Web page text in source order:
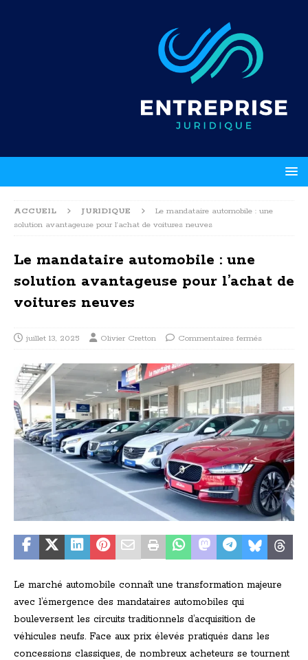
ACCUEIL JURIDIQUE
Le mandataire automobile : une
solution avantageuse pour l’achat de voitures neuves
Le mandataire automobile : une
solution avantageuse pour l’achat de
voitures neuves
juillet 13, 2025 Olivier Cretton Commentaires fermés
Le marché automobile connaît une transformation majeure
avec l’émergence des mandataires automobiles qui
bouleversent les circuits traditionnels d’acquisition de
véhicules neufs. Face aux prix élevés pratiqués dans les
concessions classiques, de nombreux acheteurs se tournent